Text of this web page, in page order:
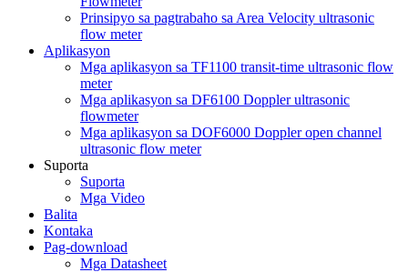
Prinsipyo sa pagtrabaho sa Area Velocity ultrasonic
flow meter
Aplikasyon
Mga aplikasyon sa TF1100 transit-time ultrasonic flow
meter
Mga aplikasyon sa DF6100 Doppler ultrasonic
flowmeter
Mga aplikasyon sa DOF6000 Doppler open channel
ultrasonic flow meter
Suporta
Suporta
Mga Video
Balita
Kontaka
Pag-download
Mga Datasheet